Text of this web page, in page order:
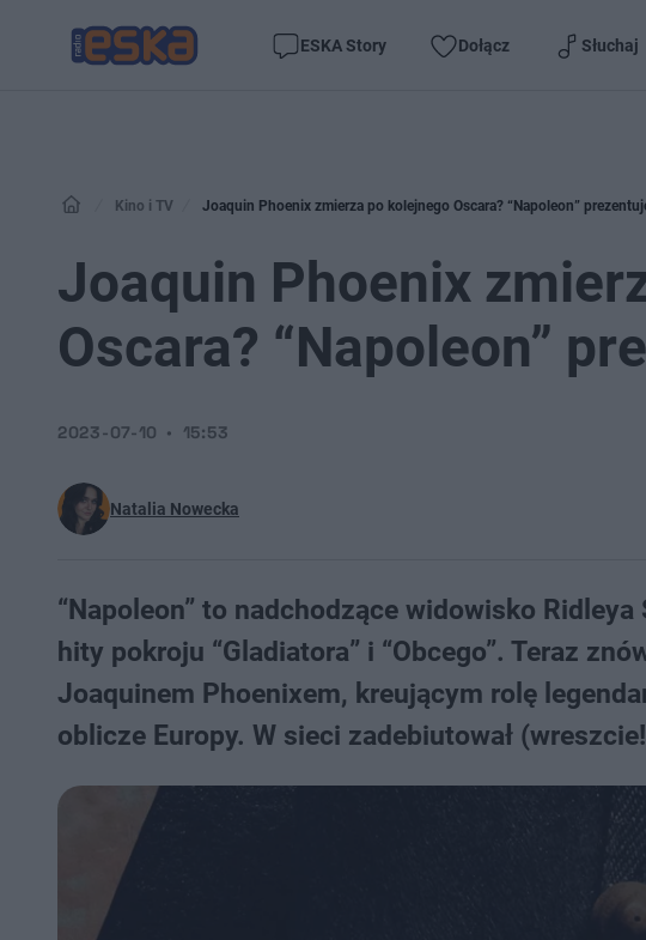
ESKA Story Dołącz Słuchaj
Kino i TV Joaquin Phoenix zmierza po kolejnego Oscara? “Napoleon”
Joaquin Phoenix
Oscara? “Napoleon”
Natalia Nowecka
2023-07-10 15:53
“Napoleon” to nadchodzące widowisko
hity pokroju “Gladiatora” i “Obcego”. Teraz
Joaquinem Phoenixem, kreującym rolę
oblicze Europy. W sieci zadebiutował